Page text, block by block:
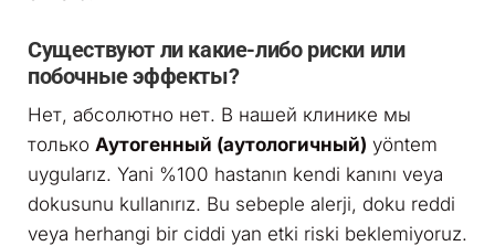
Существуют ли какие-либо риски или
побочные эффекты?
Нет, абсолютно нет. В нашей клинике мы
только Аутогенный (аутологичный) yöntem
uygularız. Yani %100 hastanın kendi kanını veya
dokusunu kullanırız. Bu sebeple alerji, doku reddi
veya herhangi bir ciddi yan etki riski beklemiyoruz.